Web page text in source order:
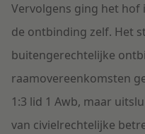
Vervolgens ging het hof
de ontbinding zelf. Het
buitengerechtelijke
raamovereenkomsten
1:3 lid 1 Awb, maar
van civielrechtelijke